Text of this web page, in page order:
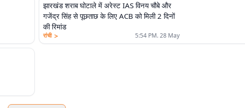
झारखंड शराब घोटाले में अरेस्ट IAS विनय चौबे और
गजेंद्र सिंह से पूछताछ के लिए ACB को मिली 2 दिनों
की रिमांड
रांची > 5:54 PM. 28 May